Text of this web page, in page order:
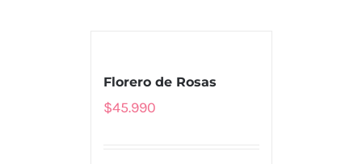
Florero de Rosas
$45.990